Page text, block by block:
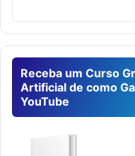
Receba um Curso
Artificial de como
YouTube